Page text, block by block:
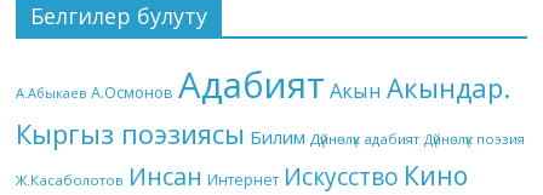
Белгилер булуту
А.Абыкаев А.Осмонов Адабият Акын Акындар.
Кыргыз поэзиясы Билим Дүйнөлүк адабият Дүйнөлүк поэзия
Ж.Касаболотов Инсан Интернет Искусство Кино